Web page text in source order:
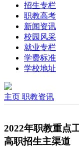
招生专栏
职教高考
新闻资讯
校园风采
就业专栏
学费标准
学校地址
主页 职教资讯
2022年职教重点
高职招生主渠道